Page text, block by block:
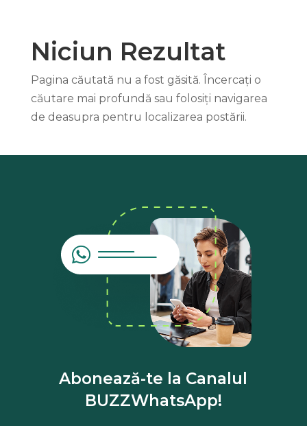
Niciun Rezultat
Pagina căutată nu a fost găsită. Încercați o
căutare mai profundă sau folosiți navigarea
de deasupra pentru localizarea postării.
Abonează-te la Canalul
BUZZWhatsApp!